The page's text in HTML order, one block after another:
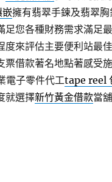
嵌擁有翡翠手鍊及翡翠胸
足您各種財務需求滿足
度來評估主要便利站最
票借款著名地點著感受
電子零件代工tape reel
就選擇新竹黃金借款當